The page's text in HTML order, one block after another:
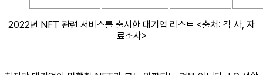
2022년 NFT 관련 서비스를 출시한 대기업 리스트 <출처: 각 사, 자
료조사>